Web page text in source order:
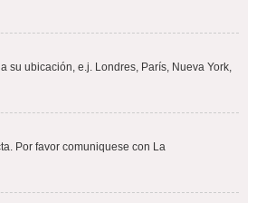
su ubicación, e.j. Londres, París, Nueva York,
Por favor comuniquese con La